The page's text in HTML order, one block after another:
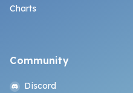
Charts
Community
Discord